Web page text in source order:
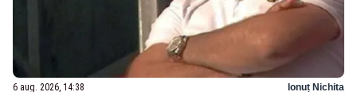
6 aug. 2026, 14:38 Ionuț Nichita